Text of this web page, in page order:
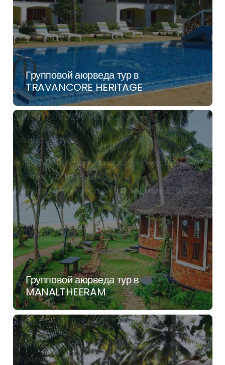
Групповой аюрведа тур в
TRAVANCORE HERITAGE
Групповой аюрведа тур в
MANALTHEERAM
Даты с 17.09.2026 -02.10.2026
Стоимость тура
от 1,558,000 тг на человека в двухместном
Garden Cottage DBL
Доплата за одноместное размещение 276,000 тг
Датыс 17.09.2026 — 02.10.2026
Стоимость тура: от 1,253,000 тг на человека в
двухместном Deluxe AC DBL